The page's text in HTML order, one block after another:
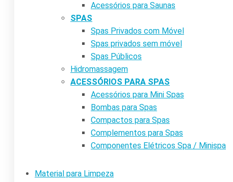
Acessórios para Saunas
SPAS
Spas Privados com Móvel
Spas privados sem móvel
Spas Públicos
Hidromassagem
ACESSÓRIOS PARA SPAS
Acessórios para Mini Spas
Bombas para Spas
Compactos para Spas
Complementos para Spas
Componentes Elétricos Spa / Minispa
Material para Limpeza